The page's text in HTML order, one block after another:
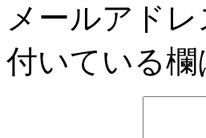
メールアド
付いている